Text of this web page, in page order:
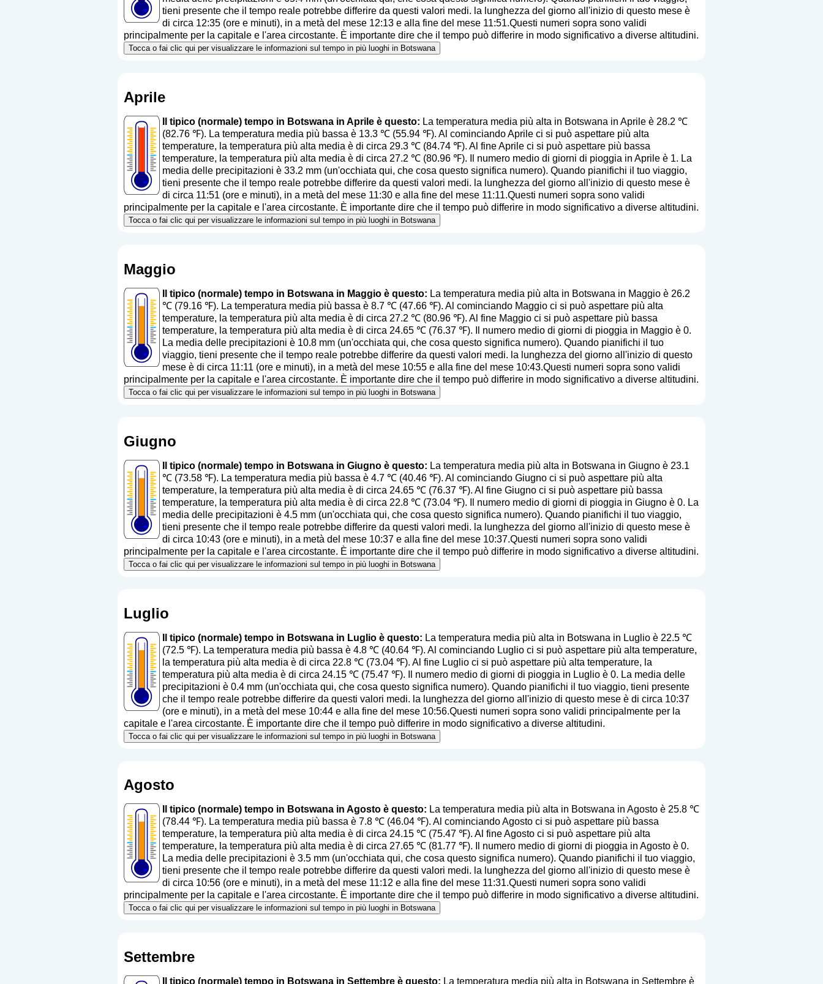
tieni presente che il tempo reale potrebbe differire da questi valori medi. la lunghezza del giorno all'inizio di questo mese è
di circa 12:35 (ore e minuti), in a metà del mese 12:13 e alla fine del mese 11:51.Questi numeri sopra sono validi
principalmente per la capitale e l'area circostante. È importante dire che il tempo può differire in modo significativo a diverse altitudini.
Tocca o fai clic qui per visualizzare le informazioni sul tempo in più luoghi in Botswana
Aprile
Il tipico (normale) tempo in Botswana in Aprile è questo: La temperatura media più alta in Botswana in Aprile è 28.2 ℃
(82.76 ℉). La temperatura media più bassa è 13.3 ℃ (55.94 ℉). Al cominciando Aprile ci si può aspettare più alta
temperature, la temperatura più alta media è di circa 29.3 ℃ (84.74 ℉). Al fine Aprile ci si può aspettare più bassa
temperature, la temperatura più alta media è di circa 27.2 ℃ (80.96 ℉). Il numero medio di giorni di pioggia in Aprile è 1. La
media delle precipitazioni è 33.2 mm (un'occhiata qui, che cosa questo significa numero). Quando pianifichi il tuo viaggio,
tieni presente che il tempo reale potrebbe differire da questi valori medi. la lunghezza del giorno all'inizio di questo mese è
di circa 11:51 (ore e minuti), in a metà del mese 11:30 e alla fine del mese 11:11.Questi numeri sopra sono validi
principalmente per la capitale e l'area circostante. È importante dire che il tempo può differire in modo significativo a diverse altitudini.
Tocca o fai clic qui per visualizzare le informazioni sul tempo in più luoghi in Botswana
Maggio
Il tipico (normale) tempo in Botswana in Maggio è questo: La temperatura media più alta in Botswana in Maggio è 26.2
℃ (79.16 ℉). La temperatura media più bassa è 8.7 ℃ (47.66 ℉). Al cominciando Maggio ci si può aspettare più alta
temperature, la temperatura più alta media è di circa 27.2 ℃ (80.96 ℉). Al fine Maggio ci si può aspettare più bassa
temperature, la temperatura più alta media è di circa 24.65 ℃ (76.37 ℉). Il numero medio di giorni di pioggia in Maggio è 0.
La media delle precipitazioni è 10.8 mm (un'occhiata qui, che cosa questo significa numero). Quando pianifichi il tuo
viaggio, tieni presente che il tempo reale potrebbe differire da questi valori medi. la lunghezza del giorno all'inizio di questo
mese è di circa 11:11 (ore e minuti), in a metà del mese 10:55 e alla fine del mese 10:43.Questi numeri sopra sono validi
principalmente per la capitale e l'area circostante. È importante dire che il tempo può differire in modo significativo a diverse altitudini.
Tocca o fai clic qui per visualizzare le informazioni sul tempo in più luoghi in Botswana
Giugno
Il tipico (normale) tempo in Botswana in Giugno è questo: La temperatura media più alta in Botswana in Giugno è 23.1
℃ (73.58 ℉). La temperatura media più bassa è 4.7 ℃ (40.46 ℉). Al cominciando Giugno ci si può aspettare più alta
temperature, la temperatura più alta media è di circa 24.65 ℃ (76.37 ℉). Al fine Giugno ci si può aspettare più bassa
temperature, la temperatura più alta media è di circa 22.8 ℃ (73.04 ℉). Il numero medio di giorni di pioggia in Giugno è 0. La
media delle precipitazioni è 4.5 mm (un'occhiata qui, che cosa questo significa numero). Quando pianifichi il tuo viaggio,
tieni presente che il tempo reale potrebbe differire da questi valori medi. la lunghezza del giorno all'inizio di questo mese è
di circa 10:43 (ore e minuti), in a metà del mese 10:37 e alla fine del mese 10:37.Questi numeri sopra sono validi
principalmente per la capitale e l'area circostante. È importante dire che il tempo può differire in modo significativo a diverse altitudini.
Tocca o fai clic qui per visualizzare le informazioni sul tempo in più luoghi in Botswana
Luglio
Il tipico (normale) tempo in Botswana in Luglio è questo: La temperatura media più alta in Botswana in Luglio è 22.5 ℃
(72.5 ℉). La temperatura media più bassa è 4.8 ℃ (40.64 ℉). Al cominciando Luglio ci si può aspettare più alta temperature,
la temperatura più alta media è di circa 22.8 ℃ (73.04 ℉). Al fine Luglio ci si può aspettare più alta temperature, la
temperatura più alta media è di circa 24.15 ℃ (75.47 ℉). Il numero medio di giorni di pioggia in Luglio è 0. La media delle
precipitazioni è 0.4 mm (un'occhiata qui, che cosa questo significa numero). Quando pianifichi il tuo viaggio, tieni presente
che il tempo reale potrebbe differire da questi valori medi. la lunghezza del giorno all'inizio di questo mese è di circa 10:37
(ore e minuti), in a metà del mese 10:44 e alla fine del mese 10:56.Questi numeri sopra sono validi principalmente per la
capitale e l'area circostante. È importante dire che il tempo può differire in modo significativo a diverse altitudini.
Tocca o fai clic qui per visualizzare le informazioni sul tempo in più luoghi in Botswana
Agosto
Il tipico (normale) tempo in Botswana in Agosto è questo: La temperatura media più alta in Botswana in Agosto è 25.8 ℃
(78.44 ℉). La temperatura media più bassa è 7.8 ℃ (46.04 ℉). Al cominciando Agosto ci si può aspettare più bassa
temperature, la temperatura più alta media è di circa 24.15 ℃ (75.47 ℉). Al fine Agosto ci si può aspettare più alta
temperature, la temperatura più alta media è di circa 27.65 ℃ (81.77 ℉). Il numero medio di giorni di pioggia in Agosto è 0.
La media delle precipitazioni è 3.5 mm (un'occhiata qui, che cosa questo significa numero). Quando pianifichi il tuo viaggio,
tieni presente che il tempo reale potrebbe differire da questi valori medi. la lunghezza del giorno all'inizio di questo mese è
di circa 10:56 (ore e minuti), in a metà del mese 11:12 e alla fine del mese 11:31.Questi numeri sopra sono validi
principalmente per la capitale e l'area circostante. È importante dire che il tempo può differire in modo significativo a diverse altitudini.
Tocca o fai clic qui per visualizzare le informazioni sul tempo in più luoghi in Botswana
Settembre
Il tipico (normale) tempo in Botswana in Settembre è questo: La temperatura media più alta in Botswana in Settembre è